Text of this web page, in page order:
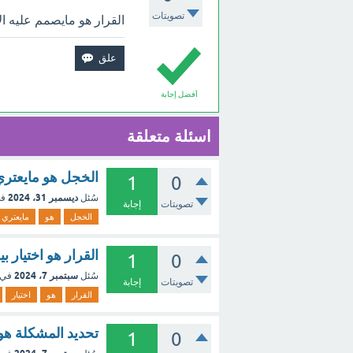
تصويتات
أفضل إجابة
القرار هو مايصمم عليه
اسئلة متعلقة
0
تصويتات
1
إجابة
الخجل هو
سُئل ديسمبر 31، 2024
الخجل هو مايعتري
0
تصويتات
1
إجابة
القرار هو
سُئل سبتمبر 7، 2024
القرار هو اختيار
0
1 تحديد المشكلة هو